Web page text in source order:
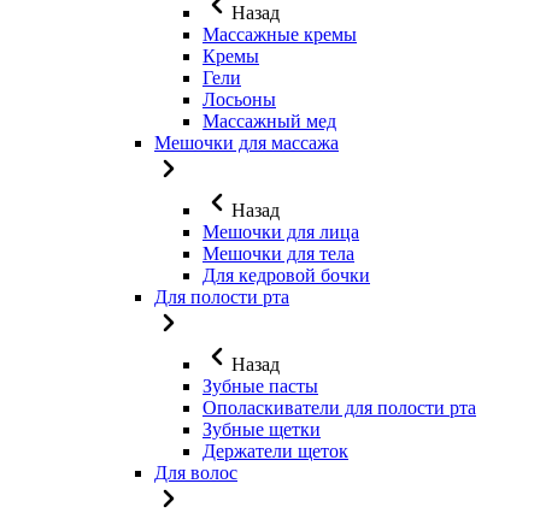
Назад
Массажные кремы
Кремы
Гели
Лосьоны
Массажный мед
Мешочки для массажа
Назад
Мешочки для лица
Мешочки для тела
Для кедровой бочки
Для полости рта
Назад
Зубные пасты
Ополаскиватели для полости рта
Зубные щетки
Держатели щеток
Для волос